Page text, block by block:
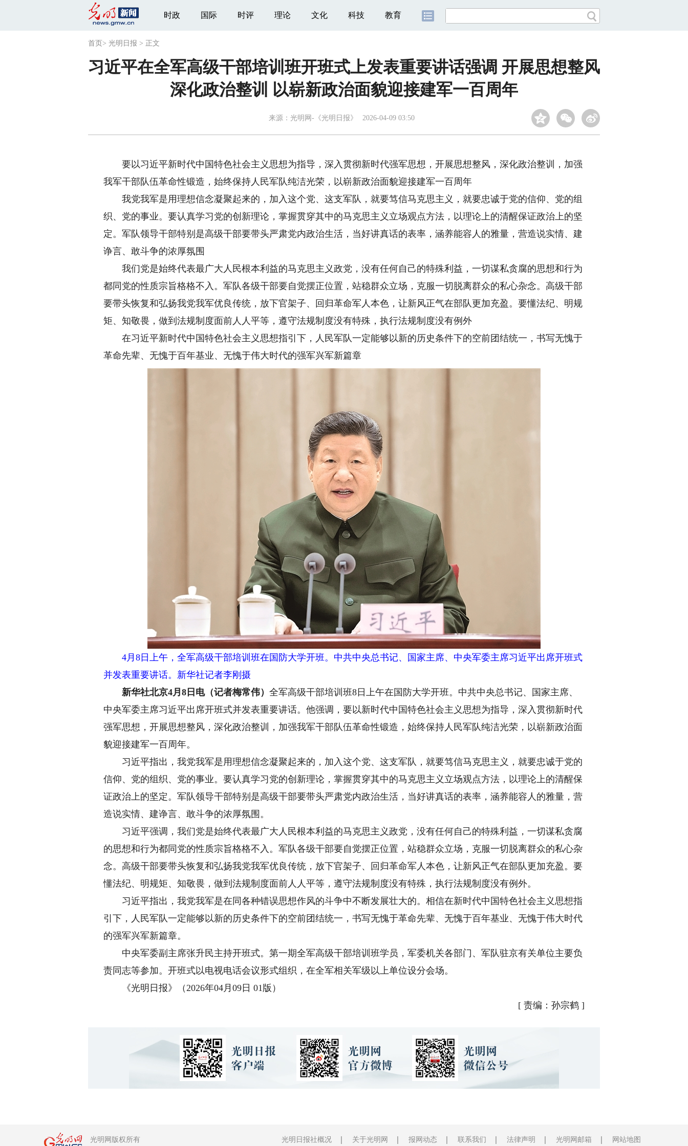
时政 国际 时评 理论 文化 科技 教育
首页 > 光明日报 > 正文
习近平在全军高级干部培训班开班式上发表重要讲话强调 开展思想整风
深化政治整训 以崭新政治面貌迎接建军一百周年
来源： 光明网-《光明日报》 2026-04-09 03:50
要以习近平新时代中国特色社会主义思想为指导，深入贯彻新时代强军思想，开展思想整风，深化政治整训，加强
我军干部队伍革命性锻造，始终保持人民军队纯洁光荣，以崭新政治面貌迎接建军一百周年
我党我军是用理想信念凝聚起来的，加入这个党、这支军队，就要笃信马克思主义，就要忠诚于党的信仰、党的组
织、党的事业。要认真学习党的创新理论，掌握贯穿其中的马克思主义立场观点方法，以理论上的清醒保证政治上的坚
定。军队领导干部特别是高级干部要带头严肃党内政治生活，当好讲真话的表率，涵养能容人的雅量，营造说实情、建
诤言、敢斗争的浓厚氛围
我们党是始终代表最广大人民根本利益的马克思主义政党，没有任何自己的特殊利益，一切谋私贪腐的思想和行为
都同党的性质宗旨格格不入。军队各级干部要自觉摆正位置，站稳群众立场，克服一切脱离群众的私心杂念。高级干部
要带头恢复和弘扬我党我军优良传统，放下官架子、回归革命军人本色，让新风正气在部队更加充盈。要懂法纪、明规
矩、知敬畏，做到法规制度面前人人平等，遵守法规制度没有特殊，执行法规制度没有例外
在习近平新时代中国特色社会主义思想指引下，人民军队一定能够以新的历史条件下的空前团结统一，书写无愧于
革命先辈、无愧于百年基业、无愧于伟大时代的强军兴军新篇章
4月8日上午，全军高级干部培训班在国防大学开班。中共中央总书记、国家主席、中央军委主席习近平出席开班式
并发表重要讲话。新华社记者李刚摄
新华社北京4月8日电（记者梅常伟） 全军高级干部培训班8日上午在国防大学开班。中共中央总书记、国家主席、
中央军委主席习近平出席开班式并发表重要讲话。他强调，要以新时代中国特色社会主义思想为指导，深入贯彻新时代
强军思想，开展思想整风，深化政治整训，加强我军干部队伍革命性锻造，始终保持人民军队纯洁光荣，以崭新政治面
貌迎接建军一百周年。
习近平指出，我党我军是用理想信念凝聚起来的，加入这个党、这支军队，就要笃信马克思主义，就要忠诚于党的
信仰、党的组织、党的事业。要认真学习党的创新理论，掌握贯穿其中的马克思主义立场观点方法，以理论上的清醒保
证政治上的坚定。军队领导干部特别是高级干部要带头严肃党内政治生活，当好讲真话的表率，涵养能容人的雅量，营
造说实情、建诤言、敢斗争的浓厚氛围。
习近平强调，我们党是始终代表最广大人民根本利益的马克思主义政党，没有任何自己的特殊利益，一切谋私贪腐
的思想和行为都同党的性质宗旨格格不入。军队各级干部要自觉摆正位置，站稳群众立场，克服一切脱离群众的私心杂
念。高级干部要带头恢复和弘扬我党我军优良传统，放下官架子、回归革命军人本色，让新风正气在部队更加充盈。要
懂法纪、明规矩、知敬畏，做到法规制度面前人人平等，遵守法规制度没有特殊，执行法规制度没有例外。
习近平指出，我党我军是在同各种错误思想作风的斗争中不断发展壮大的。相信在新时代中国特色社会主义思想指
引下，人民军队一定能够以新的历史条件下的空前团结统一，书写无愧于革命先辈、无愧于百年基业、无愧于伟大时代
的强军兴军新篇章。
中央军委副主席张升民主持开班式。第一期全军高级干部培训班学员，军委机关各部门、军队驻京有关单位主要负
责同志等参加。开班式以电视电话会议形式组织，在全军相关军级以上单位设分会场。
《光明日报》（2026年04月09日 01版）
[ 责编：孙宗鹤 ]
光明网版权所有 光明日报社概况 关于光明网 报网动态 联系我们 法律声明 光明网邮箱 网站地图